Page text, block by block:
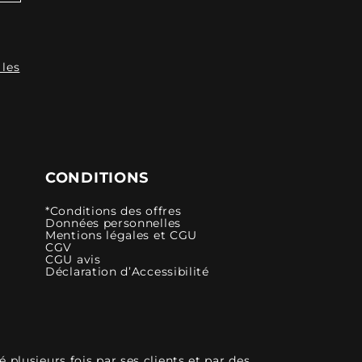
CONDITIONS
*Conditions des offres
Données personnelles
Mentions légales et CGU
CGV
CGU avis
Déclaration d’Accessibilité